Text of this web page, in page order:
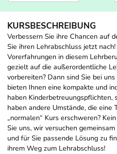
KURSBESCHREIBUNG
Verbessern Sie ihre Chancen auf
Sie ihren Lehrabschluss jetzt
Vorerfahrungen in diesem
gezielt auf die außerordentliche
vorbereiten? Dann sind Sie bei
bieten Ihnen eine kompakte und
haben Kinderbetreuungspflichten,
haben andere Umstände, die eine
„normalen“ Kurs erschweren?
Sie uns, wir versuchen
und für Sie passende Lösung zu
ihrem Weg zum Lehrabschluss!